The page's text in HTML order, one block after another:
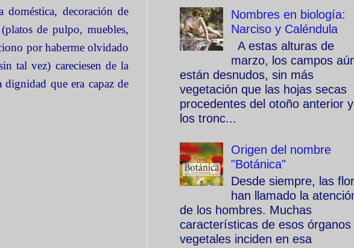
doméstica, decoración de
de pulpo, muebles,
por haberme olvidado
tal vez) careciesen de la
que era capaz de
Nombres en biología:
Narciso y Caléndula
A estas alturas de
marzo, los campos
están desnudos, sin más
vegetación que las hojas secas
procedentes del otoño anterior y
los tronc...
Origen del nombre
"Botánica"
Desde siempre, las
han llamado la
de los hombres. Muchas
características de esos órganos
vegetales inciden en esa